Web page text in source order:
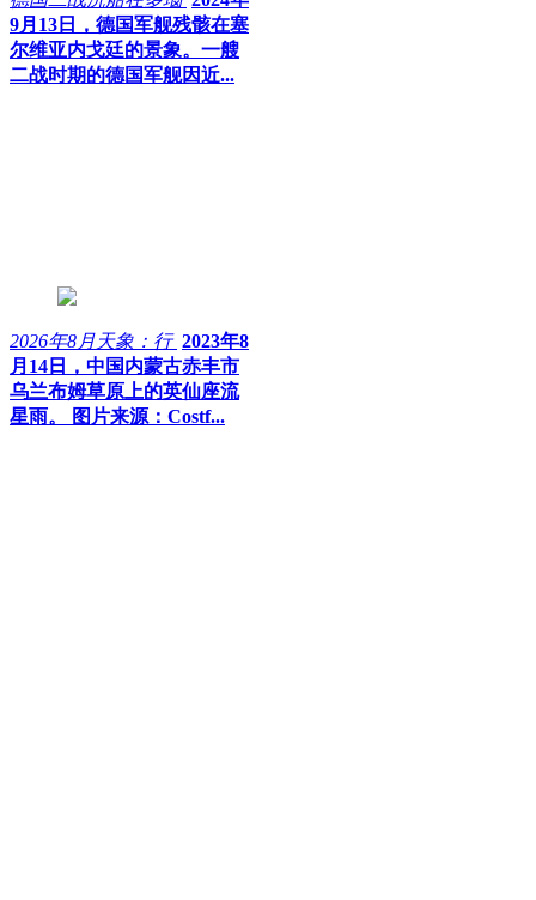
9月13日，德国军舰残骸在塞
尔维亚内戈廷的景象。一艘
二战时期的德国军舰因近...
2026年8月天象：行 2023年8
月14日，中国内蒙古赤丰市
乌兰布姆草原上的英仙座流
星雨。 图片来源：Costf...